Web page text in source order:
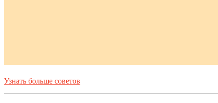
Узнать больше советов